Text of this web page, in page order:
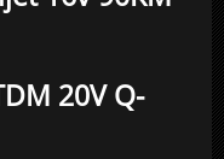
20V Q-